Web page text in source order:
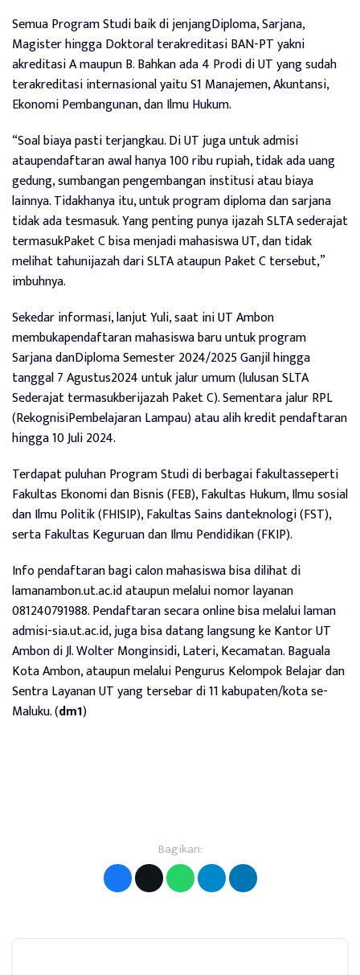
Semua Program Studi baik di jenjangDiploma, Sarjana,
Magister hingga Doktoral terakreditasi BAN-PT yakni
akreditasi A maupun B. Bahkan ada 4 Prodi di UT yang sudah
terakreditasi internasional yaitu S1 Manajemen, Akuntansi,
Ekonomi Pembangunan, dan Ilmu Hukum.
“Soal biaya pasti terjangkau. Di UT juga untuk admisi
ataupendaftaran awal hanya 100 ribu rupiah, tidak ada uang
gedung, sumbangan pengembangan institusi atau biaya
lainnya. Tidakhanya itu, untuk program diploma dan sarjana
tidak ada tesmasuk. Yang penting punya ijazah SLTA sederajat
termasukPaket C bisa menjadi mahasiswa UT, dan tidak
melihat tahunijazah dari SLTA ataupun Paket C tersebut,”
imbuhnya.
Sekedar informasi, lanjut Yuli, saat ini UT Ambon
membukapendaftaran mahasiswa baru untuk program
Sarjana danDiploma Semester 2024/2025 Ganjil hingga
tanggal 7 Agustus2024 untuk jalur umum (lulusan SLTA
Sederajat termasukberijazah Paket C). Sementara jalur RPL
(RekognisiPembelajaran Lampau) atau alih kredit pendaftaran
hingga 10 Juli 2024.
Terdapat puluhan Program Studi di berbagai fakultasseperti
Fakultas Ekonomi dan Bisnis (FEB), Fakultas Hukum, Ilmu sosial
dan Ilmu Politik (FHISIP), Fakultas Sains danteknologi (FST),
serta Fakultas Keguruan dan Ilmu Pendidikan (FKIP).
Info pendaftaran bagi calon mahasiswa bisa dilihat di
lamanambon.ut.ac.id ataupun melalui nomor layanan
081240791988. Pendaftaran secara online bisa melalui laman
admisi-sia.ut.ac.id, juga bisa datang langsung ke Kantor UT
Ambon di Jl. Wolter Monginsidi, Lateri, Kecamatan. Baguala
Kota Ambon, ataupun melalui Pengurus Kelompok Belajar dan
Sentra Layanan UT yang tersebar di 11 kabupaten/kota se-
Maluku. (dm1)
Bagikan: